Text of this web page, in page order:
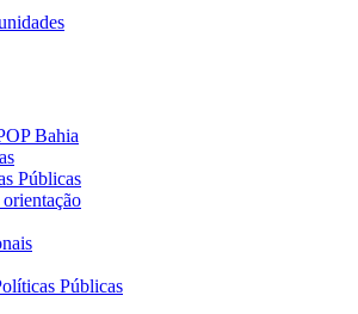
Bahia
Públicas
Públicas